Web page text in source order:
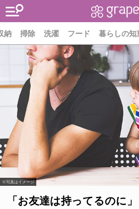
納 掃除 洗濯 フード 暮らしの知
※写真はイメージ
「お友達は持ってるのに